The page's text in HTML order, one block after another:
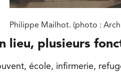
Philippe Mailhot. (photo :
lieu, plusieurs
école, infirmerie,